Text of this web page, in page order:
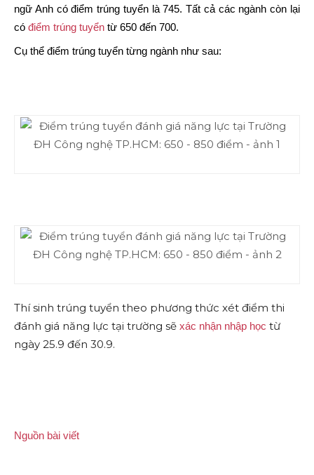
ngữ Anh có điểm trúng tuyển là 745. Tất cả các ngành còn lại
có điểm trúng tuyển từ 650 đến 700.
Cụ thể điểm trúng tuyển từng ngành như sau:
Thí sinh trúng tuyển theo phương thức xét điểm thi
đánh giá năng lực tại trường sẽ xác nhận nhập học từ
ngày 25.9 đến 30.9.
Nguồn bài viết